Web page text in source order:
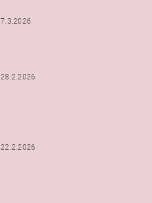
7.3.2026
28.2.2026
22.2.2026